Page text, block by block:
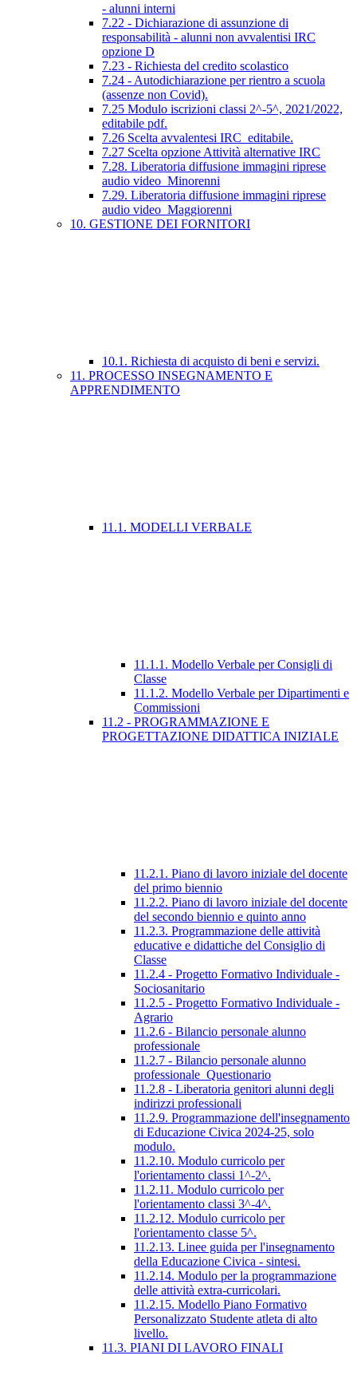
- alunni interni
7.22 - Dichiarazione di assunzione di
responsabilità - alunni non avvalentisi IRC
opzione D
7.23 - Richiesta del credito scolastico
7.24 - Autodichiarazione per rientro a scuola
(assenze non Covid).
7.25 Modulo iscrizioni classi 2^-5^, 2021/2022,
editabile pdf.
7.26 Scelta avvalentesi IRC_editabile.
7.27 Scelta opzione Attività alternative IRC
7.28. Liberatoria diffusione immagini riprese
audio video_Minorenni
7.29. Liberatoria diffusione immagini riprese
audio video_Maggiorenni
10. GESTIONE DEI FORNITORI
10.1. Richiesta di acquisto di beni e servizi.
11. PROCESSO INSEGNAMENTO E
APPRENDIMENTO
11.1. MODELLI VERBALE
11.1.1. Modello Verbale per Consigli di
Classe
11.1.2. Modello Verbale per Dipartimenti e
Commissioni
11.2 - PROGRAMMAZIONE E
PROGETTAZIONE DIDATTICA INIZIALE
11.2.1. Piano di lavoro iniziale del docente
del primo biennio
11.2.2. Piano di lavoro iniziale del docente
del secondo biennio e quinto anno
11.2.3. Programmazione delle attività
educative e didattiche del Consiglio di
Classe
11.2.4 - Progetto Formativo Individuale -
Sociosanitario
11.2.5 - Progetto Formativo Individuale -
Agrario
11.2.6 - Bilancio personale alunno
professionale
11.2.7 - Bilancio personale alunno
professionale_Questionario
11.2.8 - Liberatoria genitori alunni degli
indirizzi professionali
11.2.9. Programmazione dell'insegnamento
di Educazione Civica 2024-25, solo
modulo.
11.2.10. Modulo curricolo per
l'orientamento classi 1^-2^.
11.2.11. Modulo curricolo per
l'orientamento classi 3^-4^.
11.2.12. Modulo curricolo per
l'orientamento classe 5^.
11.2.13. Linee guida per l'insegnamento
della Educazione Civica - sintesi.
11.2.14. Modulo per la programmazione
delle attività extra-curricolari.
11.2.15. Modello Piano Formativo
Personalizzato Studente atleta di alto
livello.
11.3. PIANI DI LAVORO FINALI